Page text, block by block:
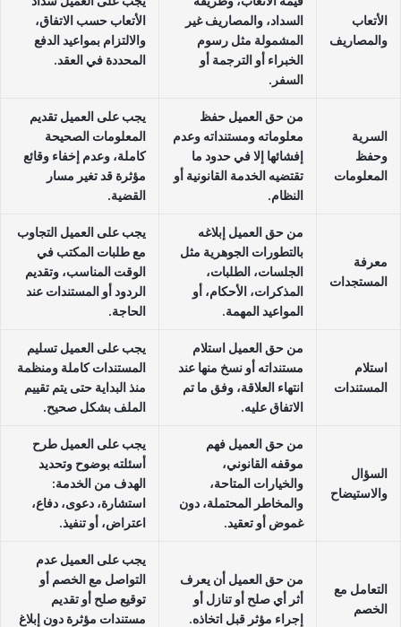
الأتعاب
والمصاريف
السداد، والمصاريف غير
المشمولة مثل رسوم
الخبراء أو الترجمة أو
السفر.
الأتعاب حسب الاتفاق،
والالتزام بمواعيد الدفع
المحددة في العقد.
السرية
وحفظ
المعلومات
من حق العميل حفظ
معلوماته ومستنداته وعدم
إفشائها إلا في حدود ما
تقتضيه الخدمة القانونية أو
النظام.
يجب على العميل تقديم
المعلومات الصحيحة
كاملة، وعدم إخفاء وقائع
مؤثرة قد تغير مسار
القضية.
معرفة
المستجدات
من حق العميل إبلاغه
بالتطورات الجوهرية مثل
الجلسات، الطلبات،
المذكرات، الأحكام، أو
المواعيد المهمة.
يجب على العميل التجاوب
مع طلبات المكتب في
الوقت المناسب، وتقديم
الردود أو المستندات عند
الحاجة.
استلام
المستندات
من حق العميل استلام
مستنداته أو نسخ منها عند
انتهاء العلاقة، وفق ما تم
الاتفاق عليه.
يجب على العميل تسليم
المستندات كاملة ومنظمة
منذ البداية حتى يتم تقييم
الملف بشكل صحيح.
السؤال
والاستيضاح
من حق العميل فهم
موقفه القانوني،
والخيارات المتاحة،
والمخاطر المحتملة، دون
غموض أو تعقيد.
يجب على العميل طرح
أسئلته بوضوح وتحديد
الهدف من الخدمة:
استشارة، دعوى، دفاع،
اعتراض، أو تنفيذ.
التعامل مع
الخصم
من حق العميل أن يعرف
أثر أي صلح أو تنازل أو
إجراء مؤثر قبل اتخاذه.
يجب على العميل عدم
التواصل مع الخصم أو
توقيع صلح أو تقديم
مستندات مؤثرة دون إبلاغ